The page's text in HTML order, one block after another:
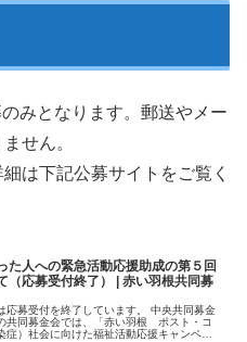
みとなります。郵送やメー
せん。
は下記公募サイトをご覧く
た人への緊急活動応援助成の第５回
（応募受付終了） | 赤い羽根共同募
応募受付を終了しています。 中央共同募金
共同募金会では、「赤い羽根 ポスト・コ
症）社会に向けた福祉活動応援キャンペー